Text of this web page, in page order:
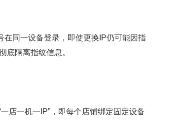
同一设备登录，即使更换IP仍可能因指
底隔离指纹信息。
一机一IP”，即每个店铺绑定固定设备